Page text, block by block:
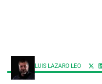
LUIS LAZARO LEO